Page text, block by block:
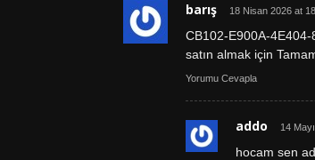
barış 18 Nisan 2026 at
CB102-E900A-4E404-
satın almak için
Yorumu Cevapla
addo 14
hocam sen